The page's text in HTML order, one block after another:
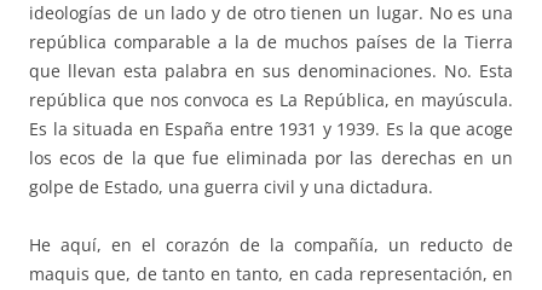
ideologías de un lado y de otro tienen un lugar. No es una
república comparable a la de muchos países de la Tierra
que llevan esta palabra en sus denominaciones. No. Esta
república que nos convoca es La República, en mayúscula.
Es la situada en España entre 1931 y 1939. Es la que acoge
los ecos de la que fue eliminada por las derechas en un
golpe de Estado, una guerra civil y una dictadura.
He aquí, en el corazón de la compañía, un reducto de
maquis que, de tanto en tanto, en cada representación, en